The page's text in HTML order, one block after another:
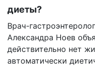
диеты?
Врач-
Александра Ноев
действительно нет
автоматически